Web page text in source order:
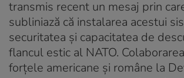
transmis recent un mesaj prin
subliniază că instalarea acestui
securitatea şi capacitatea de
flancul estic al NATO.
forţele americane şi române la